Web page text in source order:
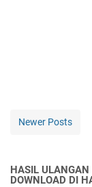
Newer Posts
HASIL
DOWNLOAD DI